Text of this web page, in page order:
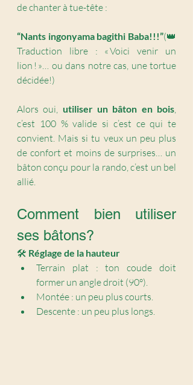
de chanter à tue-tête :
“Nants ingonyama bagithi Baba!!!”(👑
Traduction libre : « Voici venir un
lion ! »… ou dans notre cas, une tortue
décidée!)
Alors oui, utiliser un bâton en bois,
c’est 100 % valide si c’est ce qui te
convient. Mais si tu veux un peu plus
de confort et moins de surprises… un
bâton conçu pour la rando, c’est un bel
allié.
Comment bien utiliser
ses bâtons?
🛠️ Réglage de la hauteur
Terrain plat : ton coude doit
former un angle droit (90°).
Montée : un peu plus courts.
Descente : un peu plus longs.